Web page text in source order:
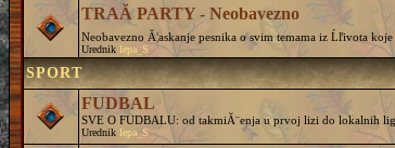
TRAĂ PARTY - Neobavezno
Neobavezno Ă¦askanje pesnika o svim temama iz Ĺľivota koje
Urednik lepa_S
SPORT
FUDBAL
SVE O FUDBALU: od takmiĂ¨enja u prvoj lizi do lokalnih
Urednik lepa_S